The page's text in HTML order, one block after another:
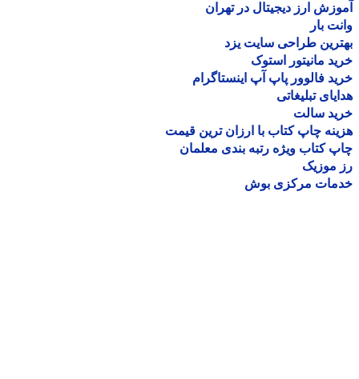
ارز دیجیتال در تهران
بار
طراحی سایت یزد
مانیتور استوک
فالوور پاپ آپ اینستاگرام
تبلیغاتی
سالت
چاپ کتاب با ارزان ترین قیمت
کتاب ویژه رتبه بندی معلمان
موزیک
مرکزی بوش